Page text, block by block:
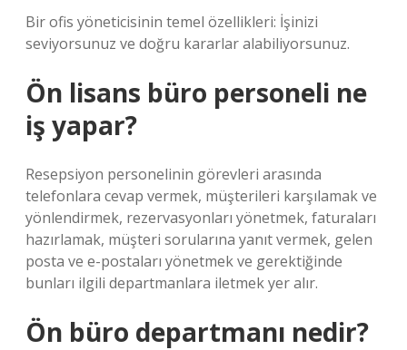
Bir ofis yöneticisinin temel özellikleri: İşinizi
seviyorsunuz ve doğru kararlar alabiliyorsunuz.
Ön lisans büro personeli ne
iş yapar?
Resepsiyon personelinin görevleri arasında
telefonlara cevap vermek, müşterileri karşılamak ve
yönlendirmek, rezervasyonları yönetmek, faturaları
hazırlamak, müşteri sorularına yanıt vermek, gelen
posta ve e-postaları yönetmek ve gerektiğinde
bunları ilgili departmanlara iletmek yer alır.
Ön büro departmanı nedir?